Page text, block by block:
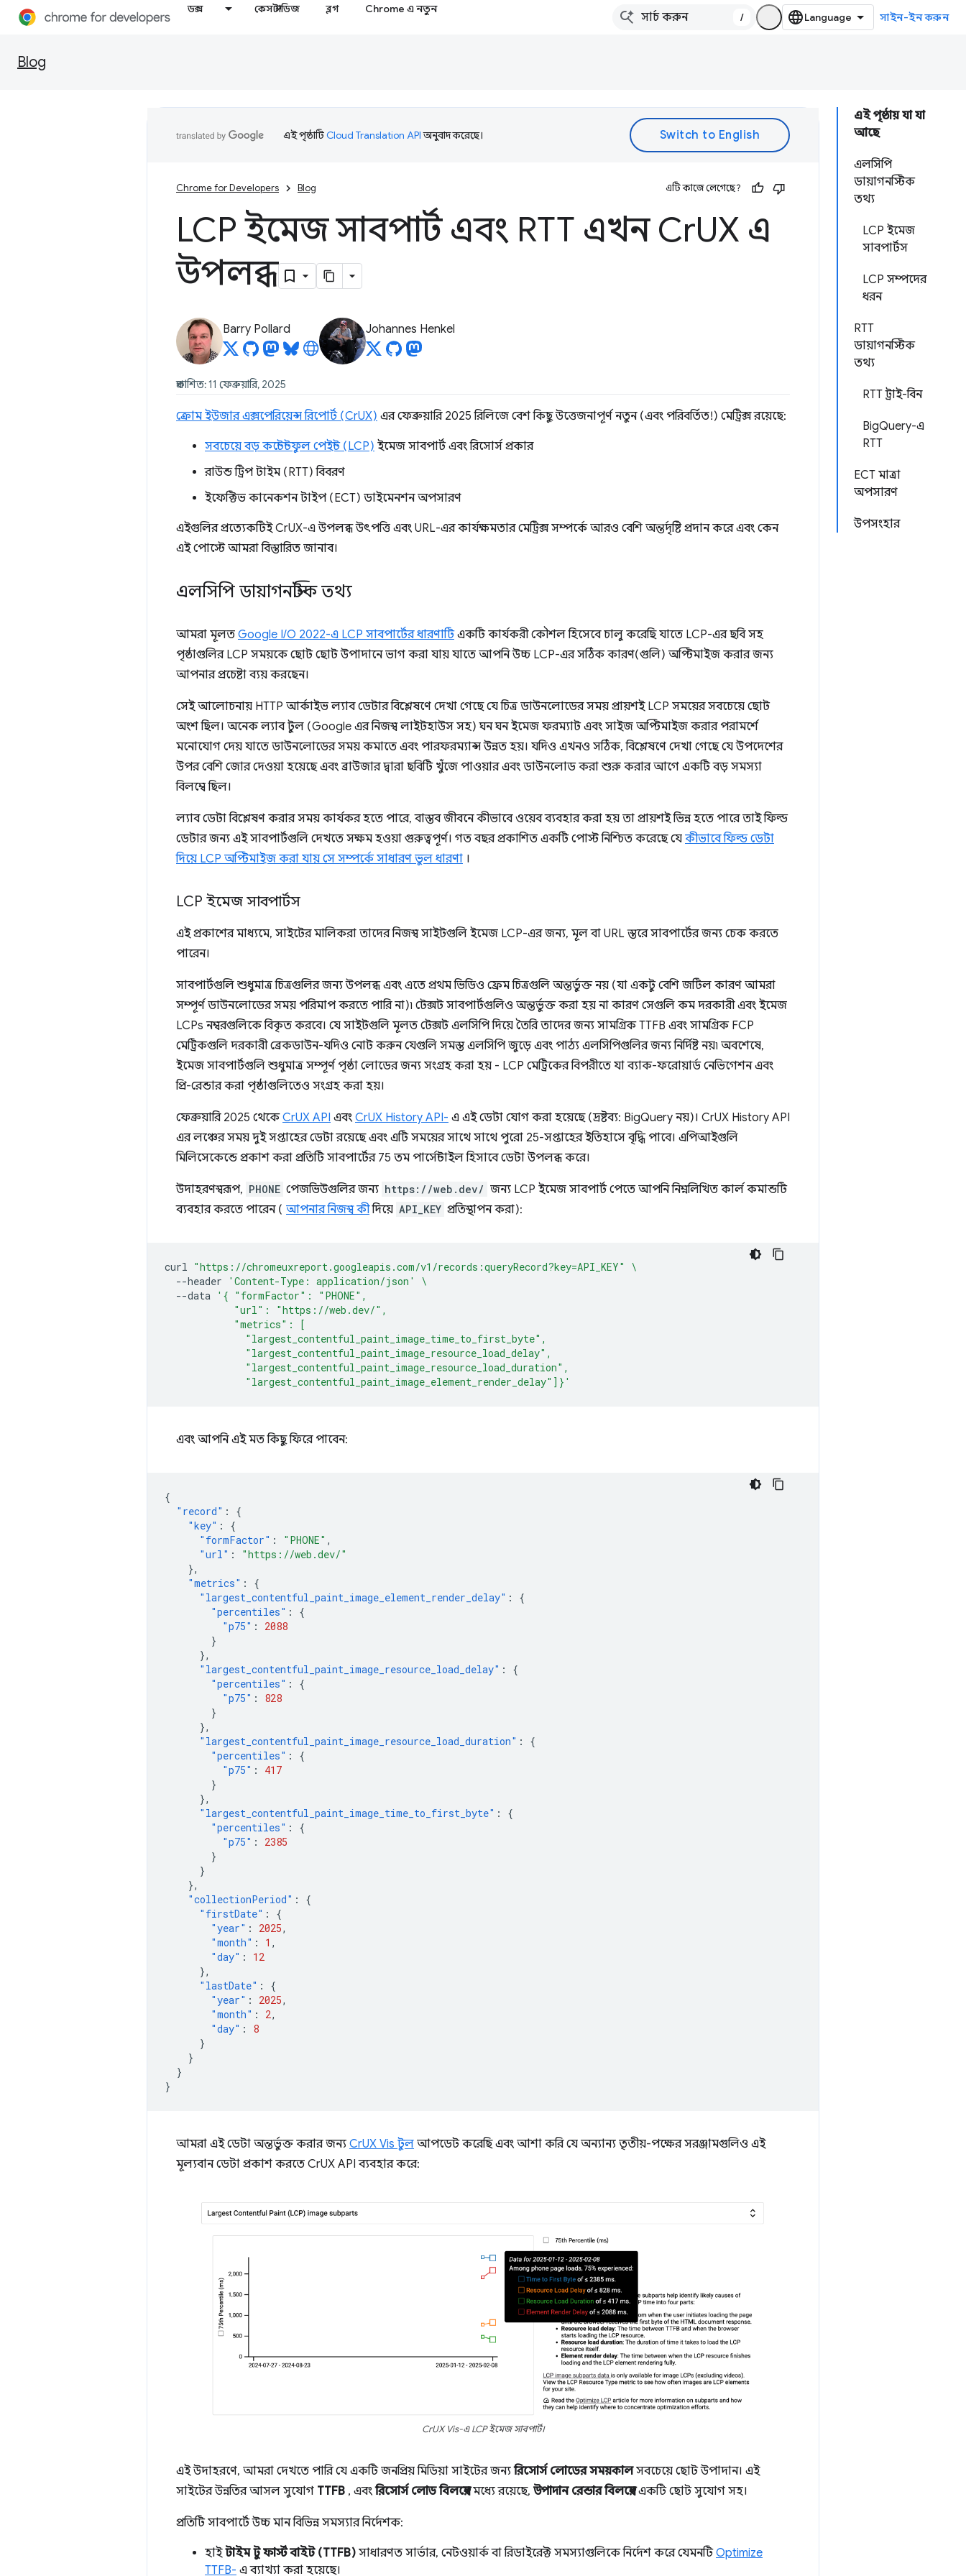
ডক্স কেস স্টাডিজ ব্লগ Chrome এ নতুন
/ সাইন-ইন করুন
Blog
এই পৃষ্ঠায় যা যা
আছে
এলসিপি
ডায়াগনস্টিক
তথ্য
LCP ইমেজ
সাবপার্টস
LCP সম্পদের
ধরন
RTT
ডায়াগনস্টিক
তথ্য
RTT ট্রাই-বিন
BigQuery-এ
RTT
ECT মাত্রা
অপসারণ
উপসংহার
এই পৃষ্ঠাটিCloud Translation APIঅনুবাদ করেছে।
Chrome for Developers Blog এটি কাজে লেগেছে?
LCP ইমেজ সাবপার্ট এবং RTT এখন CrUX এ
উপলব্ধ
Barry Pollard Johannes Henkel
প্রকাশিত: 11 ফেব্রুয়ারি, 2025
ক্রোম ইউজার এক্সপেরিয়েন্স রিপোর্ট (CrUX) এর ফেব্রুয়ারি 2025 রিলিজে বেশ কিছু উত্তেজনাপূর্ণ নতুন (এবং পরিবর্তিত!) মেট্রিক্স রয়েছে:
সবচেয়ে বড় কন্টেন্টফুল পেইন্ট (LCP) ইমেজ সাবপার্ট এবং রিসোর্স প্রকার
রাউন্ড ট্রিপ টাইম (RTT) বিবরণ
ইফেক্টিভ কানেকশন টাইপ (ECT) ডাইমেনশন অপসারণ
এইগুলির প্রত্যেকটিই CrUX-এ উপলব্ধ উৎপত্তি এবং URL-এর কার্যক্ষমতার মেট্রিক্স সম্পর্কে আরও বেশি অন্তর্দৃষ্টি প্রদান করে এবং কেন
এই পোস্টে আমরা বিস্তারিত জানাব।
এলসিপি ডায়াগনস্টিক তথ্য
আমরা মূলত Google I/O 2022-এ LCP সাবপার্টের ধারণাটিএকটি কার্যকরী কৌশল হিসেবে চালু করেছি যাতে LCP-এর ছবি সহ
পৃষ্ঠাগুলির LCP সময়কে ছোট ছোট উপাদানে ভাগ করা যায় যাতে আপনি উচ্চ LCP-এর সঠিক কারণ(গুলি) অপ্টিমাইজ করার জন্য
আপনার প্রচেষ্টা ব্যয় করছেন।
সেই আলোচনায় HTTP আর্কাইভ ল্যাব ডেটার বিশ্লেষণে দেখা গেছে যে চিত্র ডাউনলোডের সময় প্রায়শই LCP সময়ের সবচেয়ে ছোট
অংশ ছিল। অনেক ল্যাব টুল (Google এর নিজস্ব লাইটহাউস সহ) ঘন ঘন ইমেজ ফরম্যাট এবং সাইজ অপ্টিমাইজ করার পরামর্শে
মনোযোগ দেয় যাতে ডাউনলোডের সময় কমাতে এবং পারফরম্যান্স উন্নত হয়। যদিও এখনও সঠিক, বিশ্লেষণে দেখা গেছে যে উপদেশের
উপর বেশি জোর দেওয়া হয়েছে এবং ব্রাউজার দ্বারা ছবিটি খুঁজে পাওয়ার এবং ডাউনলোড করা শুরু করার আগে একটি বড় সমস্যা
বিলম্বে ছিল।
ল্যাব ডেটা বিশ্লেষণ করার সময় কার্যকর হতে পারে, বাস্তব জীবনে কীভাবে ওয়েব ব্যবহার করা হয় তা প্রায়শই ভিন্ন হতে পারে তাই ফিল্ড
ডেটার জন্য এই সাবপার্টগুলি দেখতে সক্ষম হওয়া গুরুত্বপূর্ণ। গত বছর প্রকাশিত একটি পোস্ট নিশ্চিত করেছে যে কীভাবে ফিল্ড ডেটা
দিয়ে LCP অপ্টিমাইজ করা যায় সে সম্পর্কে সাধারণ ভুল ধারণা ।
LCP ইমেজ সাবপার্টস
এই প্রকাশের মাধ্যমে, সাইটের মালিকরা তাদের নিজস্ব সাইটগুলি ইমেজ LCP-এর জন্য, মূল বা URL স্তরে সাবপার্টের জন্য চেক করতে
পারেন।
সাবপার্টগুলি শুধুমাত্র চিত্রগুলির জন্য উপলব্ধ এবং এতে প্রথম ভিডিও ফ্রেম চিত্রগুলি অন্তর্ভুক্ত নয় (যা একটু বেশি জটিল কারণ আমরা
সম্পূর্ণ ডাউনলোডের সময় পরিমাপ করতে পারি না)৷ টেক্সট সাবপার্টগুলিও অন্তর্ভুক্ত করা হয় না কারণ সেগুলি কম দরকারী এবং ইমেজ
LCPs নম্বরগুলিকে বিকৃত করবে। যে সাইটগুলি মূলত টেক্সট এলসিপি দিয়ে তৈরি তাদের জন্য সামগ্রিক TTFB এবং সামগ্রিক FCP
মেট্রিকগুলি দরকারী ব্রেকডাউন-যদিও নোট করুন যেগুলি সমস্ত এলসিপি জুড়ে এবং পাঠ্য এলসিপিগুলির জন্য নির্দিষ্ট নয়৷ অবশেষে,
ইমেজ সাবপার্টগুলি শুধুমাত্র সম্পূর্ণ পৃষ্ঠা লোডের জন্য সংগ্রহ করা হয় - LCP মেট্রিকের বিপরীতে যা ব্যাক-ফরোয়ার্ড নেভিগেশন এবং
প্রি-রেন্ডার করা পৃষ্ঠাগুলিতেও সংগ্রহ করা হয়।
ফেব্রুয়ারি 2025 থেকেCrUX API এবং CrUX History API- এ এই ডেটা যোগ করা হয়েছে (দ্রষ্টব্য: BigQuery নয়)। CrUX History API
এর লঞ্চের সময় দুই সপ্তাহের ডেটা রয়েছে এবং এটি সময়ের সাথে সাথে পুরো 25-সপ্তাহের ইতিহাসে বৃদ্ধি পাবে। এপিআইগুলি
মিলিসেকেন্ডে প্রকাশ করা প্রতিটি সাবপার্টের 75 তম পার্সেন্টাইল হিসাবে ডেটা উপলব্ধ করে।
উদাহরণস্বরূপ, PHONE পেজভিউগুলির জন্য https://web.dev/ জন্য LCP ইমেজ সাবপার্ট পেতে আপনি নিম্নলিখিত কার্ল কমান্ডটি
ব্যবহার করতে পারেন ( আপনার নিজস্ব কীদিয়ে API_KEY প্রতিস্থাপন করা):
curl "https://chromeuxreport.googleapis.com/v1/records:queryRecord?key=API_KEY"
\
--header
'Content-Type: application/json'
\
--data '{ "formFactor": "PHONE",
            "url": "https://web.dev/",
            "metrics": [
              "largest_contentful_paint_image_time_to_first_byte",
              "largest_contentful_paint_image_resource_load_delay",
              "largest_contentful_paint_image_resource_load_duration",
              "largest_contentful_paint_image_element_render_delay"]}'
এবং আপনি এই মত কিছু ফিরে পাবেন:
{
"record" :
{
"key" :
{
"formFactor" : "PHONE" ,
"url" :
"https://web.dev/"
},
"metrics" :
{
"largest_contentful_paint_image_element_render_delay" :
{
"percentiles" :
{
"p75" :
2088
}
},
"largest_contentful_paint_image_resource_load_delay" :
{
"percentiles" :
{
"p75" :
828
}
},
"largest_contentful_paint_image_resource_load_duration" :
{
"percentiles" :
{
"p75" :
417
}
},
"largest_contentful_paint_image_time_to_first_byte" :
{
"percentiles" :
{
"p75" :
2385
}
}
},
"collectionPeriod" :
{
"firstDate" :
{
"year" : 2025,
"month" : 1 ,
"day" :
12
},
"lastDate" :
{
"year" : 2025,
"month" : 2,
"day" :
8
}
}
}
}
আমরা এই ডেটা অন্তর্ভুক্ত করার জন্য CrUX Vis টুল আপডেট করেছি এবং আশা করি যে অন্যান্য তৃতীয়-পক্ষের সরঞ্জামগুলিও এই
মূল্যবান ডেটা প্রকাশ করতে CrUX API ব্যবহার করে:
CrUX Vis-এ LCP ইমেজ সাবপার্ট।
এই উদাহরণে, আমরা দেখতে পারি যে একটি জনপ্রিয় মিডিয়া সাইটের জন্যরিসোর্স লোডের সময়কালসবচেয়ে ছোট উপাদান। এই
সাইটের উন্নতির আসল সুযোগ TTFB , এবংরিসোর্স লোড বিলম্বেরমধ্যে রয়েছে, উপাদান রেন্ডার বিলম্বেরএকটি ছোট সুযোগ সহ।
প্রতিটি সাবপার্টে উচ্চ মান বিভিন্ন সমস্যার নির্দেশক:
হাইটাইম টু ফার্স্ট বাইট (TTFB) সাধারণত সার্ভার, নেটওয়ার্ক বা রিডাইরেক্ট সমস্যাগুলিকে নির্দেশ করে যেমনটিOptimize
TTFB- এ ব্যাখ্যা করা হয়েছে।